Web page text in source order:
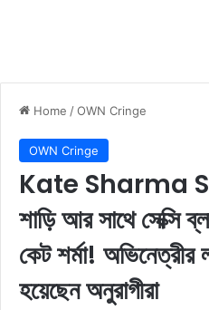
Home /OWN Cringe
OWN Cringe
Kate Sharma
শাড়ি আর সাথে সেক্সি
কেট শর্মা! অভিনেত্রীর
হয়েছেন অনুরাগীরা